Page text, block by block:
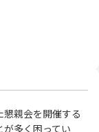
親会を開催する
多く困ってい